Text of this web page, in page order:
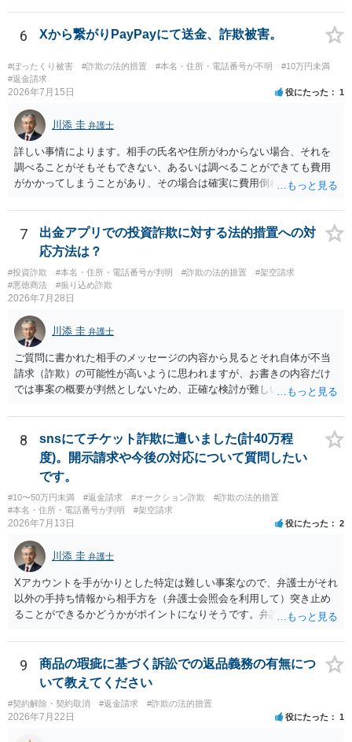
良いかと思います。
い場合、最寄りの法律事務所での相談を検討ください。 上記、ご参考
ください。
6 Xから繋がりPayPayにて送金、詐欺被害。
#ぼったくり被害 #詐欺の法的措置 #本名・住所・電話番号が不明
#10万円未満
#返金請求
2026年7月15日 役にたった 1
川添 圭 弁護士
詳しい事情によります。相手の氏名や住所がわからない場合、それを
調べることがそもそもできない、あるいは調べることができても費用
がかかってしまうことがあり、その場合は確実に費用倒れになりそう
7
出金アプリでの投資詐欺に対する法的措置への対
応方法は？
#投資詐欺 #本名・住所・電話番号が判明 #詐欺の法的措置
#架空請求
#悪徳商法
#振り込め詐欺
2026年7月28日
川添 圭 弁護士
ご質問に書かれた相手のメッセージの内容から見るとそれ自体が不当
請求（詐欺）の可能性が高いように思われますが、お書きの内容だけ
では事案の概要が判然としないため、正確な検討が難しいです。例え
画面を見て貰いながらアドバイスう受けた方が確実です。
8
snsにてチケット詐欺に遭いました(計40万程
度)。開示請求や今後の対応について質問したい
です。
#10〜50万円未満 #返金請求 #オークション詐欺
#詐欺の法的措置
#本名・住所・電話番号が判明
#架空請求
2026年7月13日 役にたった 2
川添 圭 弁護士
Xアカウントを手がかりとした特定は難しい事案なので、弁護士がそれ
以外の手持ち情報から相手方を（弁護士会照会を利用して）突き止め
ることができるかどうかがポイントになりそうです。弁護士による調
せることになるでしょう。見通しについては、実際の資料等を弁護士
に検討してもらう必要があると思います。弁護士費用は自由化されて
いますので個別に確認いただく必要がありますが、そもそも回収でき
るかどうかが問題になり得る事案であり、被害額の規模からみると、
仮に回収できたとしても弁護士費用を差し引いた実質回収分はかなり
少なくなる可能性もあるように思います。
9
商品の瑕疵に基づく訴訟での返品義務の有無につ
いて教えてください
#契約解除・契約取消 #返金請求 #詐欺の法的措置
2026年7月22日 役にたった 1